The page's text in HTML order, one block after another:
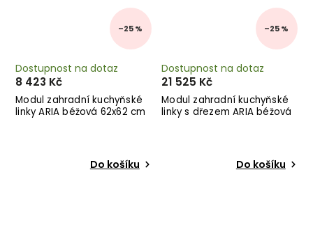
–25 %
Modul zahradní kuchyňské
linky ARIA béžová 62x62 cm
Dostupnost na dotaz
8 423 Kč
Do košíku
–25 %
Modul zahradní kuchyňské
linky s dřezem ARIA béžová
Dostupnost na dotaz
21 525 Kč
Do košíku